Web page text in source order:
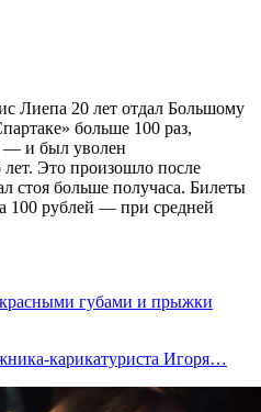
Лиепа 20 лет отдал Большому
больше 100 раз,
и был уволен
лет. Это произошло после
стоя больше получаса. Билеты
100 рублей — при средней
губами и прыжки
карикатуриста Игоря…